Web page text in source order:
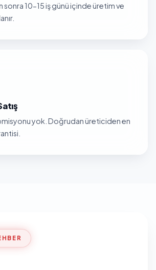
sonra 10-15 iş günü içinde üretim ve
yok. Doğrudan üreticiden en